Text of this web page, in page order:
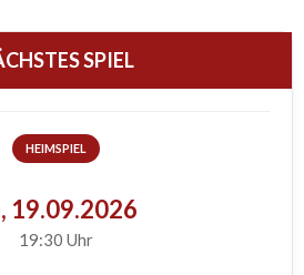
SPIEL
HEIMSPIEL
19.09.2026
19:30 Uhr